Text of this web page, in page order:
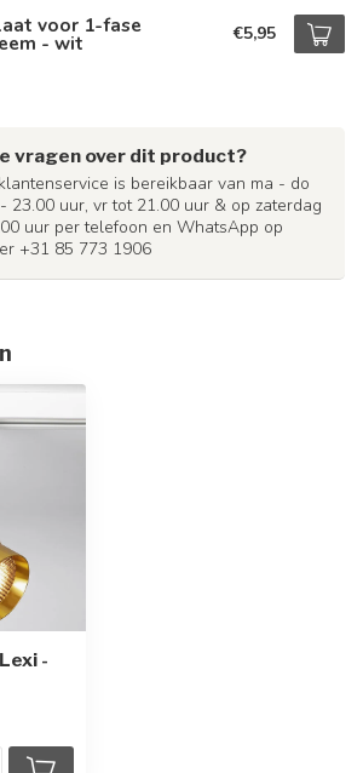
voor 1-fase
- wit €5,95
vragen over dit product?
is bereikbaar van ma - do
23.00 uur, vr tot 21.00 uur & op zaterdag
uur per telefoon en WhatsApp op
+31 85 773 1906
-